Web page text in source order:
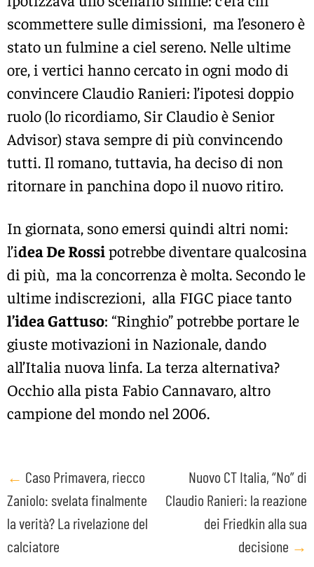
scommettere sulle dimissioni, ma l’esonero è
stato un fulmine a ciel sereno. Nelle ultime
ore, i vertici hanno cercato in ogni modo di
convincere Claudio Ranieri: l’ipotesi doppio
ruolo (lo ricordiamo, Sir Claudio è Senior
Advisor) stava sempre di più convincendo
tutti. Il romano, tuttavia, ha deciso di non
ritornare in panchina dopo il nuovo ritiro.
In giornata, sono emersi quindi altri nomi:
l’idea De Rossipotrebbe diventare qualcosina
di più, ma la concorrenza è molta. Secondo le
ultime indiscrezioni, alla FIGC piace tanto
l’idea Gattuso: “Ringhio” potrebbe portare le
giuste motivazioni in Nazionale, dando
all’Italia nuova linfa. La terza alternativa?
Occhio alla pista Fabio Cannavaro, altro
campione del mondo nel 2006.
Post
navigation
← Caso Primavera, riecco
Zaniolo: svelata finalmente
la verità? La rivelazione del
calciatore
Nuovo CT Italia, “No” di
Claudio Ranieri: la reazione
dei Friedkin alla sua
decisione →